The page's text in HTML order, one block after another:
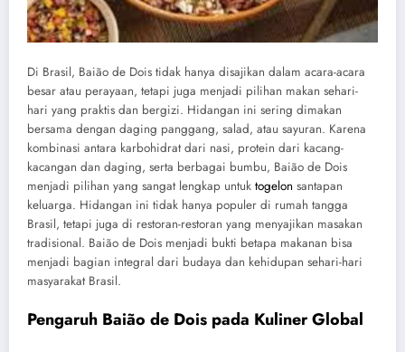
Di Brasil, Baião de Dois tidak hanya disajikan dalam acara-acara
besar atau perayaan, tetapi juga menjadi pilihan makan sehari-
hari yang praktis dan bergizi. Hidangan ini sering dimakan
bersama dengan daging panggang, salad, atau sayuran. Karena
kombinasi antara karbohidrat dari nasi, protein dari kacang-
kacangan dan daging, serta berbagai bumbu, Baião de Dois
menjadi pilihan yang sangat lengkap untuk togelon santapan
keluarga. Hidangan ini tidak hanya populer di rumah tangga
Brasil, tetapi juga di restoran-restoran yang menyajikan masakan
tradisional. Baião de Dois menjadi bukti betapa makanan bisa
menjadi bagian integral dari budaya dan kehidupan sehari-hari
masyarakat Brasil.
Pengaruh Baião de Dois pada Kuliner Global